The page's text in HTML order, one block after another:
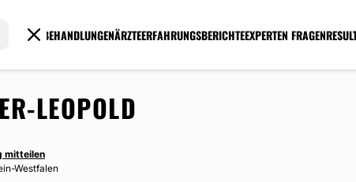
BEHANDLUNGENÄRZTEERFAHRUNGSBERICHTEEXPERTEN FRAGEN
LEOPOLD
mitteilen
Westfalen